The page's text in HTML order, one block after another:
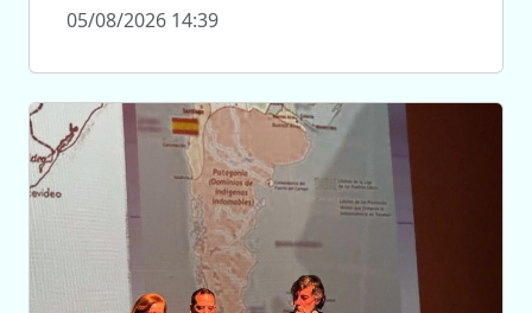
05/08/2026 14:39